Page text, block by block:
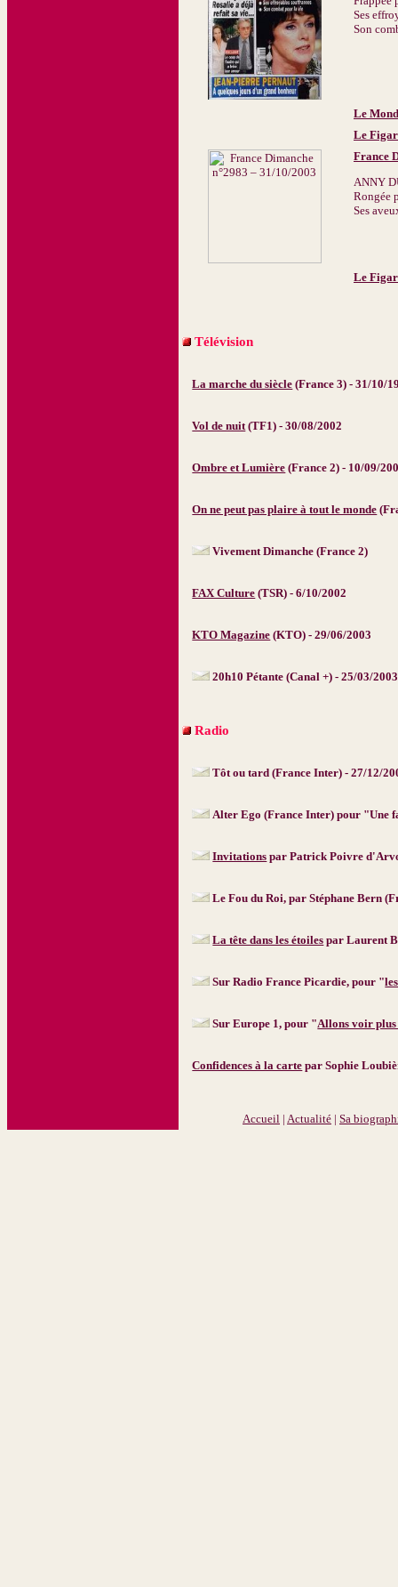
Ses
Son
Le
Le
France
ANNY
Rongée
Ses
Le
Télévision
La marche du siècle (France 3) - 31/10/
Vol de nuit(TF1) - 30/08/2002
Ombre et Lumière (France 2) - 10/09/
On ne peut pas plaire à tout le monde
Vivement Dimanche (France 2)
FAX Culture (TSR) - 6/10/2002
KTO Magazine (KTO) - 29/06/2003
20h10 Pétante (Canal +) - 25/03/2003
Radio
Tôt ou tard (France Inter) - 27/12/
Alter Ego (France Inter) pour "Une
Invitations par Patrick Poivre
Le Fou du Roi, par Stéphane Bern
La tête dans les étoiles par Laurent
Sur Radio France Picardie, pour "
Sur Europe 1, pour "Allons voir
Confidences à la carte par Sophie
Accueil | Actualité | Sa